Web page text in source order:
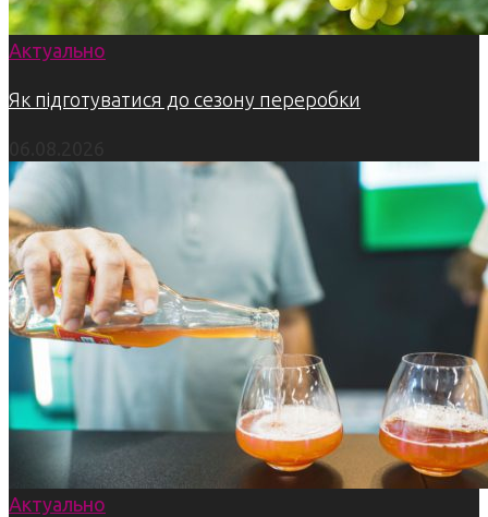
Актуально
Як підготуватися до сезону переробки
Актуально